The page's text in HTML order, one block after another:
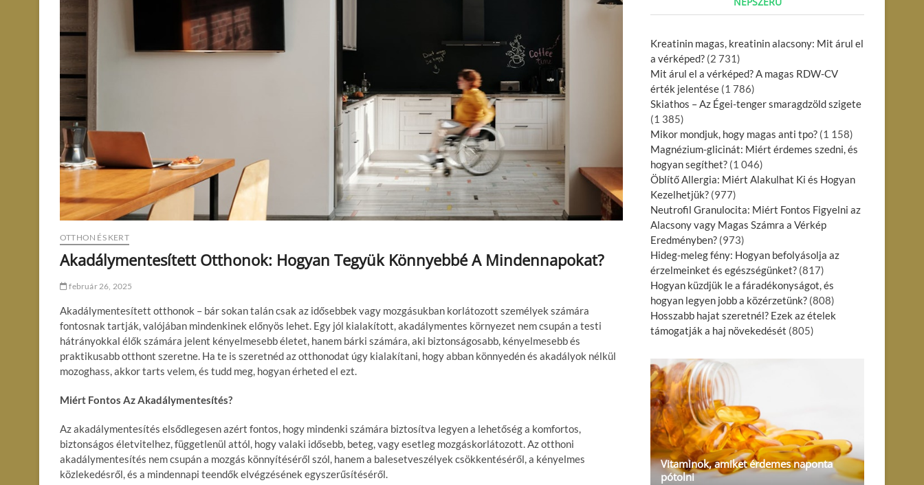
OTTHON ÉS KERT
Akadálymentesített Otthonok: Hogyan Tegyük Könnyebbé A Mindennapokat?
február 26, 2025
Akadálymentesített otthonok – bár sokan talán csak az idősebbek vagy mozgásukban korlátozott személyek számára
fontosnak tartják, valójában mindenkinek előnyös lehet. Egy jól kialakított, akadálymentes környezet nem csupán a testi
hátrányokkal élők számára jelent kényelmesebb életet, hanem bárki számára, aki biztonságosabb, kényelmesebb és
praktikusabb otthont szeretne. Ha te is szeretnéd az otthonodat úgy kialakítani, hogy abban könnyedén és akadályok nélkül
mozoghass, akkor tarts velem, és tudd meg, hogyan érheted el ezt.
Miért Fontos Az Akadálymentesítés?
Az akadálymentesítés elsődlegesen azért fontos, hogy mindenki számára biztosítva legyen a lehetőség a komfortos,
biztonságos életvitelhez, függetlenül attól, hogy valaki idősebb, beteg, vagy esetleg mozgáskorlátozott. Az otthoni
akadálymentesítés nem csupán a mozgás könnyítéséről szól, hanem a balesetveszélyek csökkentéséről, a kényelmes
közlekedésről, és a mindennapi teendők elvégzésének egyszerűsítéséről.
Kreatinin magas, kreatinin alacsony: Mit árul el
a vérképed? (2 731)
Mit árul el a vérképed? A magas RDW-CV
érték jelentése (1 786)
Skiathos – Az Égei-tenger smaragdzöld szigete
(1 385)
Mikor mondjuk, hogy magas anti tpo? (1 158)
Magnézium-glicinát: Miért érdemes szedni, és
hogyan segíthet? (1 046)
Öblítő Allergia: Miért Alakulhat Ki és Hogyan
Kezelhetjük? (977)
Neutrofil Granulocita: Miért Fontos Figyelni az
Alacsony vagy Magas Számra a Vérkép
Eredményben? (973)
Hideg-meleg fény: Hogyan befolyásolja az
érzelmeinket és egészségünket? (817)
Hogyan küzdjük le a fáradékonyságot, és
hogyan legyen jobb a közérzetünk? (808)
Hosszabb hajat szeretnél? Ezek az ételek
támogatják a haj növekedését (805)
Vitaminok, amiket érdemes naponta
pótolni